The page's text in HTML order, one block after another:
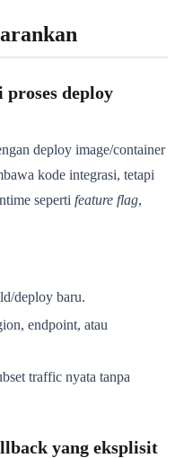
deploy
deploy image/container
kode integrasi, tetapi
seperti feature flag,
deploy baru.
endpoint, atau
traffic nyata tanpa
yang eksplisit